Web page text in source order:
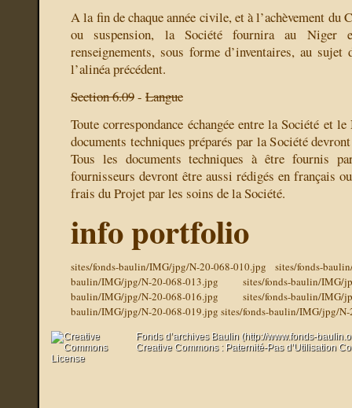
A la fin de chaque année civile, et à l’achèvement du
ou suspension, la Société fournira au
renseignements, sous forme d’inventaires, au
l’alinéa précédent.
Section 6.09- Langue
Toute correspondance échangée entre la Société et
documents techniques préparés par la Société
Tous les documents techniques à être fournis
fournisseurs devront être aussi rédigés en français
frais du Projet par les soins de la Société.
info portfolio
sites/fonds-baulin/IMG/jpg/N-20-068-010.jpg
sites/fonds-
baulin/IMG/jpg/N-20-068-013.jpg
sites/fonds-baulin/IMG/
baulin/IMG/jpg/N-20-068-016.jpg
sites/fonds-baulin/IMG/
baulin/IMG/jpg/N-20-068-019.jpg sites/fonds-baulin/IMG/jpg/
Fonds d’archives Baulin (http://www.fonds-
Creative Commons : Paternité-Pas d’Utilisation